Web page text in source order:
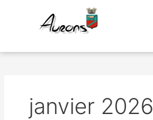
janvier 2026